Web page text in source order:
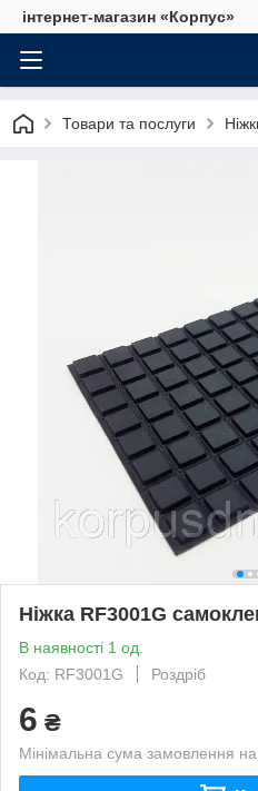
інтернет-магазин «Корпус»
Товари та послуги
Ніжка RF3001G
В наявності 1 од.
Код: RF3001G
Роздріб
6 ₴
Мінімальна сума замовлення